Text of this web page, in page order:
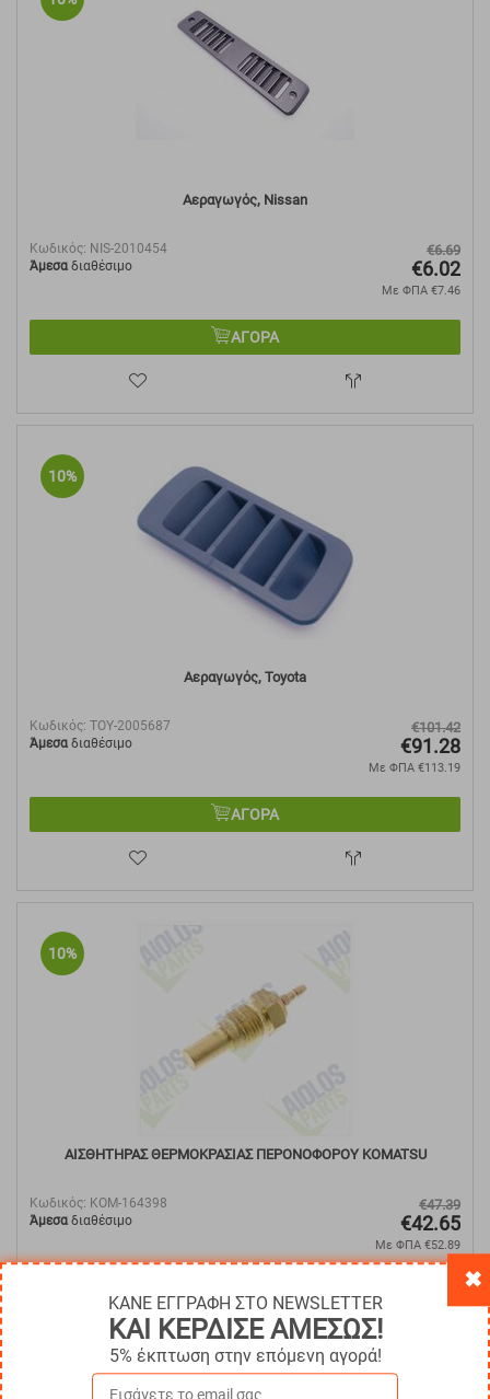
Αεραγωγός, Nissan
Κωδικός: NIS-2010454
Άμεσα διαθέσιμο
€6.69
€6.02
Με ΦΠΑ €7.46
ΑΓΟΡΑ
10%
Αεραγωγός, Toyota
Κωδικός: TOY-2005687
Άμεσα διαθέσιμο
€101.42
€91.28
Με ΦΠΑ €113.19
ΑΓΟΡΑ
10%
ΑΙΣΘΗΤΗΡΑΣ ΘΕΡΜΟΚΡΑΣΙΑΣ ΠΕΡΟΝΟΦΟΡΟΥ KOMATSU
Κωδικός: KOM-164398
Άμεσα διαθέσιμο
€47.39
€42.65
Με ΦΠΑ €52.89
✖
ΚΑΝΕ ΕΓΓΡΑΦΗ ΣΤΟ NEWSLETTER
ΚΑΙ ΚΕΡΔΙΣΕ ΑΜΕΣΩΣ!
5% έκπτωση στην επόμενη αγορά!